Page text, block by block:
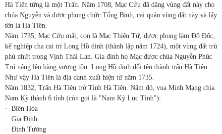
Hà Tiên từng là một Trấn. Năm 1708, Mạc Cửu đã dâng vùng đất này cho
chúa Nguyễn và được phong chức Tổng Binh, cai quản vùng đất này và lấy
tên là Hà Tiên.
Năm 1735, Mạc Cửu mất, con là Mạc Thiên Tứ, được phong làm Đô Đốc,
kế nghiệp cha cai trị Long Hồ dinh (thành lập năm 1724), một vùng đất trù
phú nhứt trong Vịnh Thái Lan. Gia đình họ Mạc được chúa Nguyễn Phúc
Trú nâng lên hàng vương tôn. Long Hồ dinh đổi tên thành trấn Hà Tiên.
Như vậy Hà Tiên là địa danh xuất hiện từ năm 1735.
Năm 1832, Trấn Hà Tiên trở Tỉnh Hà Tiên. Năm đó, vua Minh Mạng chia
Nam Kỳ thành 6 tỉnh (còn gọi là "Nam Kỳ Lục Tỉnh"):
·
Biên Hòa
·
Gia Định
·
Định Tường